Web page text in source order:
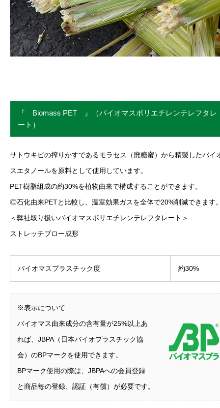
『 Biomass PET 』（バイオマスポリエチレンテレフタレ
ート）
サトウキビの搾りかすであるモラセス（廃糖蜜）から精製したバイ
スエタノールを原料として使用しています。
PET樹脂組成の約30%を植物由来で構成することができます。
◎石化由来PETと比較し、温室効果ガスを全体で20%削減できます
＜弊社取り扱いバイオマスポリエチレンテレフタレート＞
ストレッチブロー成形
バイオマスプラスチック度 約30%
※表示について
バイオマス由来成分の含有量が25%以上あ
れば、JBPA（日本バイオプラスチック協
会）のBPマークを使用できます。
BPマーク使用の際は、JBPAへの会員登録
と商品毎の登録、認証（有償）が必要です。